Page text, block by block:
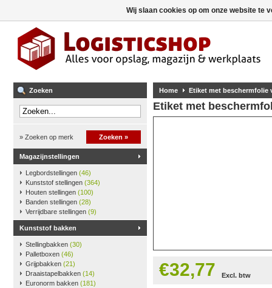
Zoeken
» Zoeken op merk Zoeken »
Magazijnstellingen
Legbordstellingen (46)
Kunststof stellingen (364)
Houten stellingen (100)
Banden stellingen (28)
Verrijdbare stellingen (9)
Kunststof bakken
Stellingbakken (30)
Palletboxen (46)
Grijpbakken (21)
Draaistapelbakken (14)
Euronorm bakken (181)
Home Etiket met beschermfolie
Etiket met
€32,77 Excl. btw
Wij slaan cookies op om onze website te